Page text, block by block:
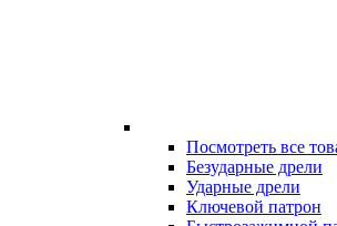
Посмотреть все
Безударные дрели
Ударные дрели
Ключевой патрон